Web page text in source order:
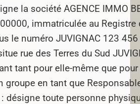
la société AGENCE IMMO
immatriculée au Registre
le numéro JUVIGNAC 123
rue des Terres du Sud
tant pour elle-même que
groupe en tant que
désigne toute personne